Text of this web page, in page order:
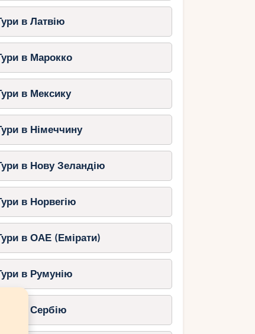
в Латвію
в Марокко
в Мексику
в Німеччину
в Нову Зеландію
в Норвегію
в ОАЕ (Емірати)
в Румунію
Тури в Сербію